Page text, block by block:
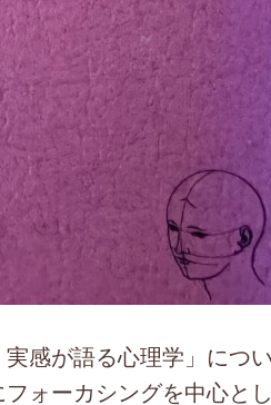
感が語る心理学」につ
ォーカシングを中心と